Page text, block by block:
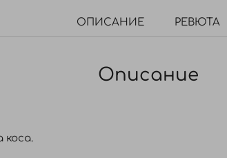
ОПИСАНИЕ РЕВЮТА
Описание
коса.